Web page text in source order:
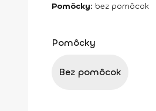
Pomôcky: bez pomôcok
Pomôcky
Bez pomôcok